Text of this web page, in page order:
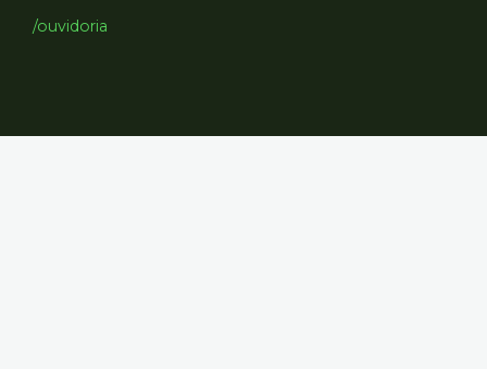
/ouvidoria